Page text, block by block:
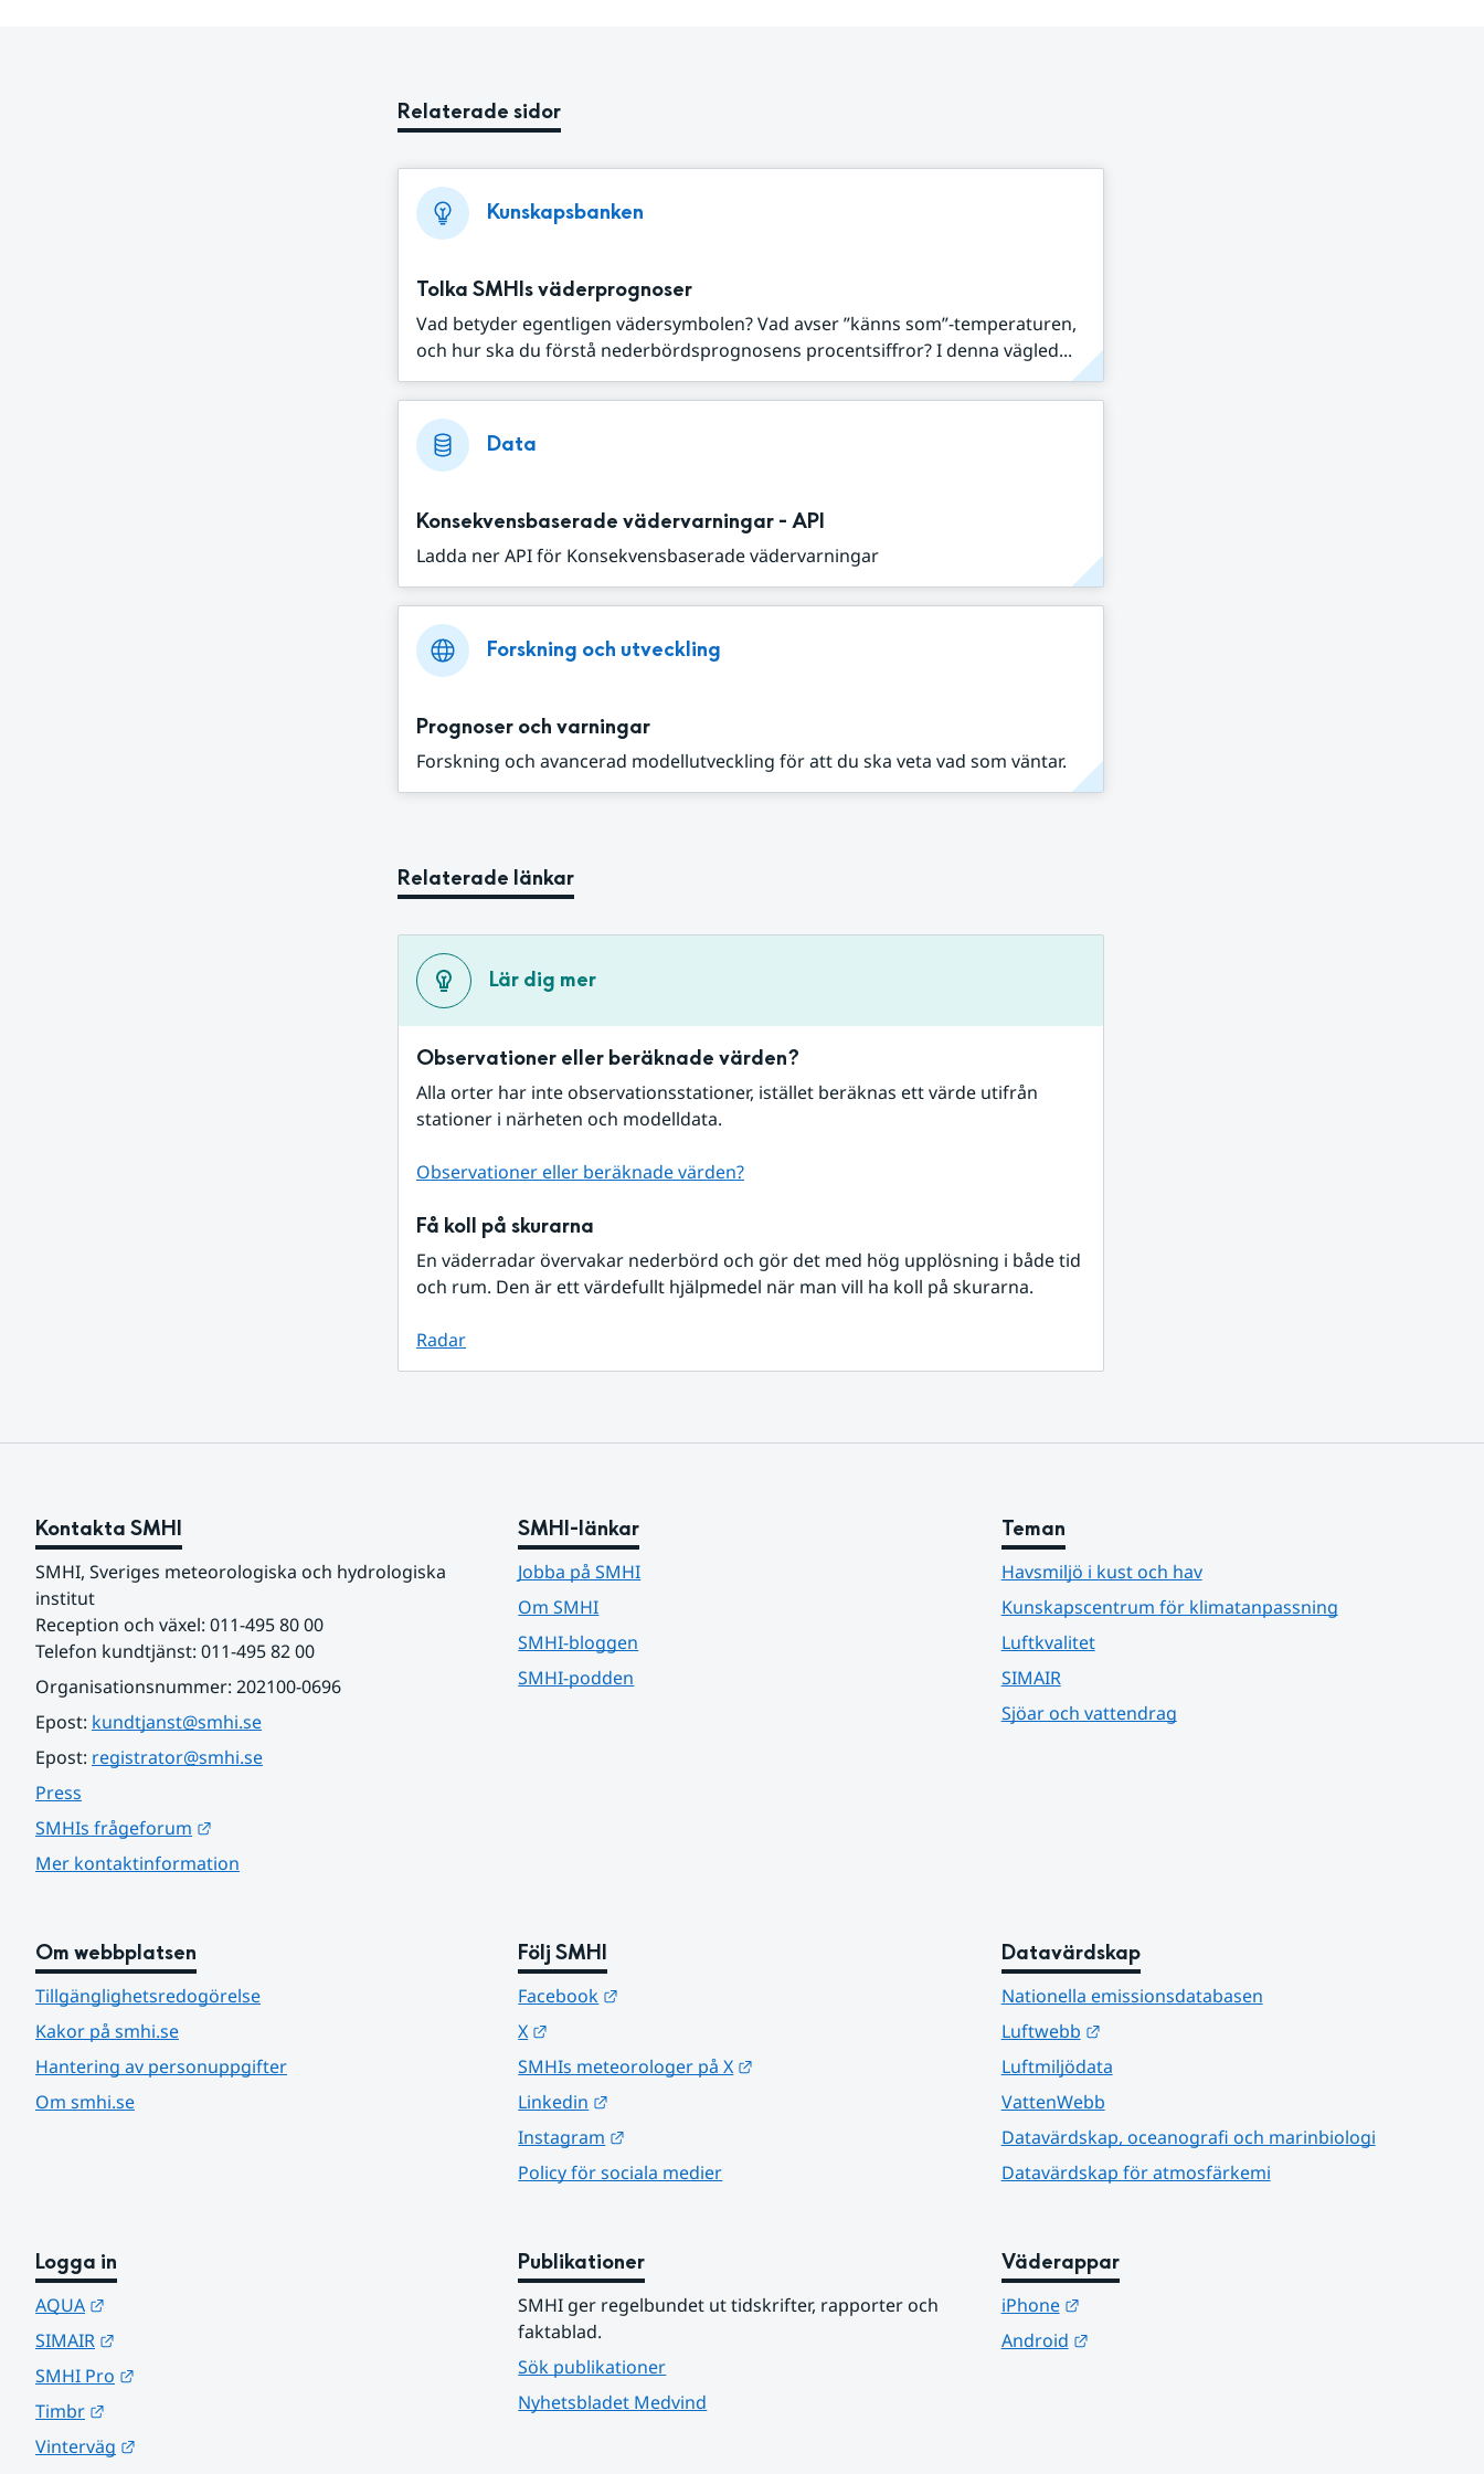
Relaterade sidor
Kunskapsbanken
Tolka SMHIs väderprognoser
Vad betyder egentligen vädersymbolen? Vad avser ”känns som”-temperaturen,
och hur ska du förstå nederbördsprognosens procentsiffror? I denna vägled...
Data
Konsekvensbaserade vädervarningar - API
Ladda ner API för Konsekvensbaserade vädervarningar
Forskning och utveckling
Prognoser och varningar
Forskning och avancerad modellutveckling för att du ska veta vad som väntar.
Relaterade länkar
Lär dig mer
Observationer eller beräknade värden?
Alla orter har inte observationsstationer, istället beräknas ett värde utifrån
stationer i närheten och modelldata.
Observationer eller beräknade värden?
Få koll på skurarna
En väderradar övervakar nederbörd och gör det med hög upplösning i både tid
och rum. Den är ett värdefullt hjälpmedel när man vill ha koll på skurarna.
Radar
Kontakta SMHI
SMHI, Sveriges meteorologiska och hydrologiska
institut
Reception och växel: 011-495 80 00
Telefon kundtjänst: 011-495 82 00
Organisationsnummer: 202100-0696
Epost: kundtjanst@smhi.se
Epost: registrator@smhi.se
Press
SMHIs frågeforum
Mer kontaktinformation
SMHI-länkar
Jobba på SMHI
Om SMHI
SMHI-bloggen
SMHI-podden
Teman
Havsmiljö i kust och hav
Kunskapscentrum för klimatanpassning
Luftkvalitet
SIMAIR
Sjöar och vattendrag
Om webbplatsen
Tillgänglighetsredogörelse
Kakor på smhi.se
Hantering av personuppgifter
Om smhi.se
Följ SMHI
Facebook
X
SMHIs meteorologer på X
Linkedin
Instagram
Policy för sociala medier
Datavärdskap
Nationella emissionsdatabasen
Luftwebb
Länk till annan webbplats.
Luftmiljödata
VattenWebb
Datavärdskap, oceanografi och marinbiologi
Datavärdskap för atmosfärkemi
Logga in
AQUA
SIMAIR
SMHI Pro
Timbr
Vinterväg
Publikationer
SMHI ger regelbundet ut tidskrifter, rapporter och
faktablad.
Sök publikationer
Nyhetsbladet Medvind
Väderappar
iPhone
Länk till annan webbplats.
Android
Länk till annan webbplats.